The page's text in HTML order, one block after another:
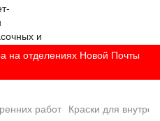
на отделениях Новой Почты
работ Краски для